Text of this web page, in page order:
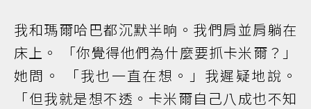
我和瑪爾哈巴都沉默半晌。我們肩並肩躺在
床上。 「你覺得他們為什麼要抓卡米爾？」
她問。 「我也一直在想。」我遲疑地說。
「但我就是想不透。卡米爾自己八成也不知